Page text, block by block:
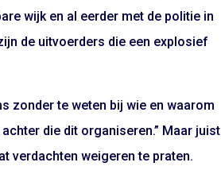
wijk en al eerder met de politie in
de uitvoerders die een explosief
zonder te weten bij wie en waarom
die dit organiseren.” Maar juist
verdachten weigeren te praten.